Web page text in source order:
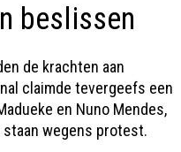
beslissen
de krachten aan
claimde tevergeefs een
en Nuno Mendes,
staan wegens protest.